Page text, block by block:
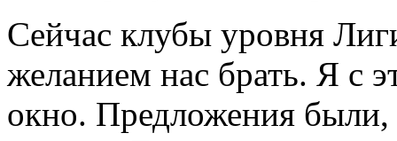
Сейчас клубы уровня
желанием нас брать. Я с
окно. Предложения были,